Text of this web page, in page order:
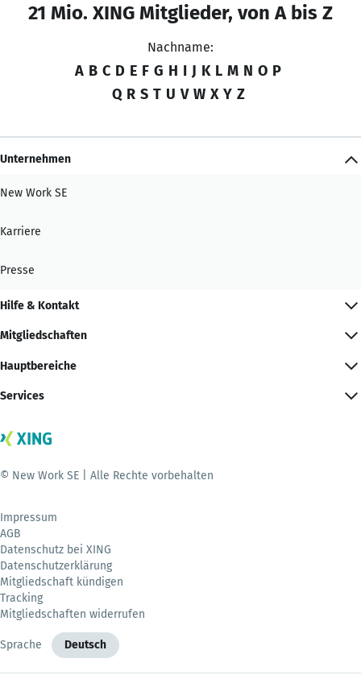
21 Mio. XING Mitglieder, von A bis Z
Nachname:
A B C D E F G H I J K L M N O P
Q R S T U V W X Y Z
Unternehmen
New Work SE
Karriere
Presse
Hilfe & Kontakt
Mitgliedschaften
Hauptbereiche
Services
© New Work SE | Alle Rechte vorbehalten
Impressum
AGB
Datenschutz bei XING
Datenschutzerklärung
Mitgliedschaft kündigen
Tracking
Mitgliedschaften widerrufen
Sprache Deutsch